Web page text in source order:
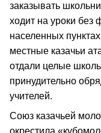
заказывать
ходит на уроки без
населенных
местные казачьи
отдали целые
принудительно
учителей.
Союз казачьей